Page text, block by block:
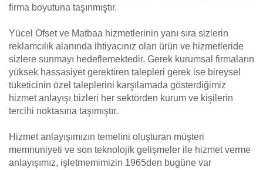
firma boyutuna taşınmıştır.
Yücel Ofset ve Matbaa hizmetlerinin yanı sıra sizlerin
reklamcılık alanında ihtiyacınız olan ürün ve hizmetleride
sizlere sunmayı hedeflemektedir. Gerek kurumsal firmaların
yüksek hassasiyet gerektiren talepleri gerek ise bireysel
tüketicinin özel taleplerini karşılamada gösterdiğimiz
hizmet anlayışı bizleri her sektörden kurum ve kişilerin
tercihi noktasına taşımıştır.
Hizmet anlayışımızın temelini oluşturan müşteri
memnuniyeti ve son teknolojik gelişmeler ile hizmet verme
anlayışımız, işletmemimizin 1965den bugüne var